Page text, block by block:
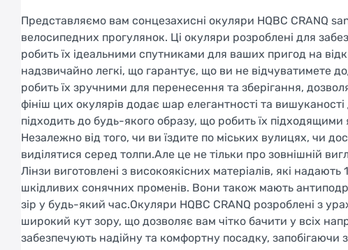
Представляємо вам сонцезахисні окуляри HQBC CRANQ
велосипедних прогулянок. Ці окуляри розроблені для
робить їх ідеальними спутниками для ваших пригод на
надзвичайно легкі, що гарантує, що ви не відчуватимете
робить їх зручними для перенесення та зберігання,
фініш цих окулярів додає шар елегантності та
підходить до будь-якого образу, що робить їх
Незалежно від того, чи ви їздите по міських вулицях, чи
виділятися серед толпи.Але це не тільки про зовнішній
Лінзи виготовлені з високоякісних матеріалів, які
шкідливих сонячних променів. Вони також мають
зір у будь-який час.Окуляри HQBC CRANQ розроблені з
широкий кут зору, що дозволяє вам чітко бачити у всіх
забезпечують надійну та комфортну посадку, запобігаючи